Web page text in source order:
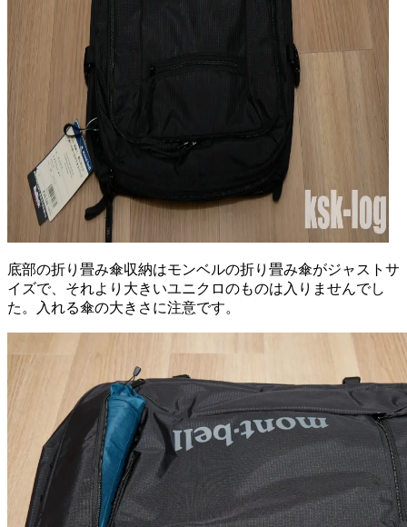
底部の折り畳み傘収納はモンベルの折り畳み傘がジャストサ
イズで、それより大きいユニクロのものは入りませんでし
た。入れる傘の大きさに注意です。